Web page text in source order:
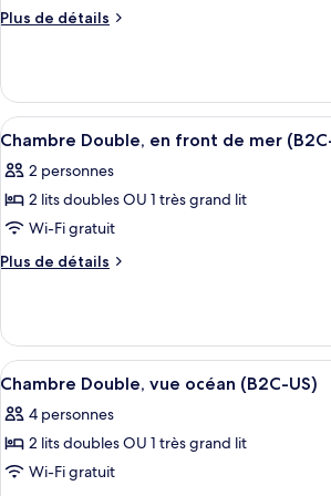
ce
chambre :
Chambre
Double
(B2C-
US)
Plus de détails
Plus
le
type
de
Chambre
Double
US)
Afficher
toutes
les
photos
pour
ce
chambre :
Chambre
Double,
en
front
de
mer
Une
7
Chambre Double, en front de mer
2 personnes
2 lits doubles OU 1 très grand lit
Wi-Fi gratuit
Plus de détails
Plus
le
type
de
Chambre
Double,
front
Afficher
toutes
les
photos
pour
Une
5
Chambre Double, vue océan (B2C-US)
4 personnes
2 lits doubles OU 1 très grand lit
Wi-Fi gratuit